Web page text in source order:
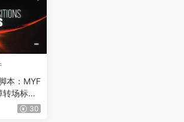
本：MYF
场标题
& Titl
30